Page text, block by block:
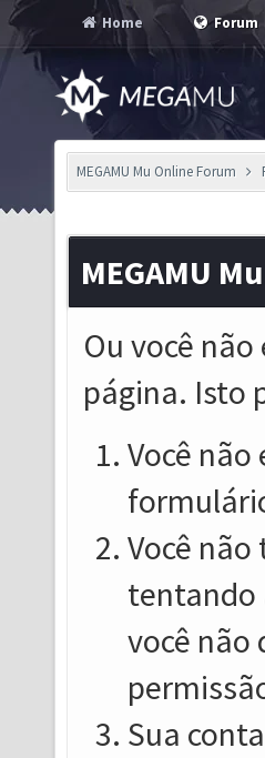
Home Forum
MEGAMU Mu Online Forum
MEGAMU
Ou você
página. Isto
Você
Você
tentando
você não
Sua